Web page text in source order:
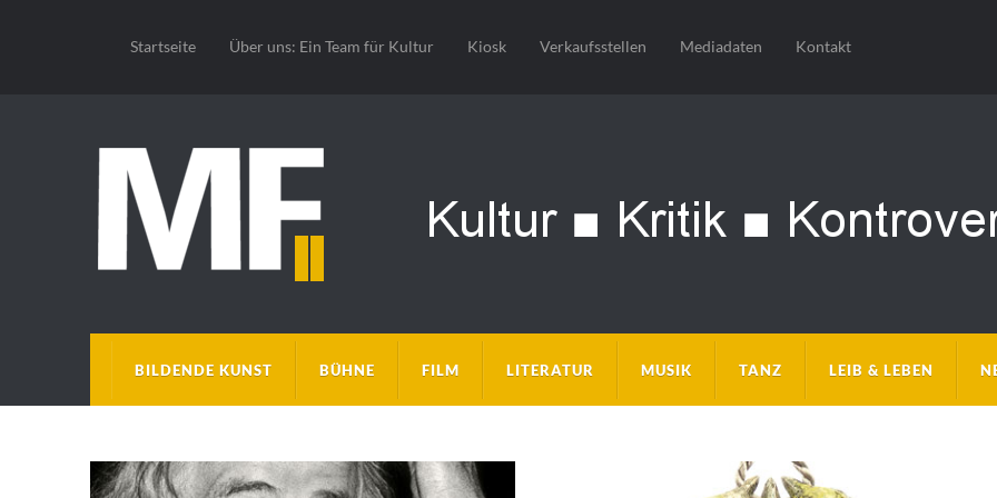
Startseite Über uns: Ein Team für Kultur Kiosk Verkaufsstellen Mediadaten Kontakt
BILDENDE KUNST BÜHNE FILM LITERATUR MUSIK TANZ LEIB & LEBEN